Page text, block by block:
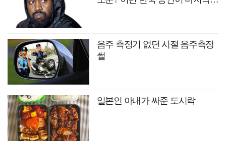
음주 측정기 없던 시절 음주측정
썰
일본인 아내가 싸준 도시락